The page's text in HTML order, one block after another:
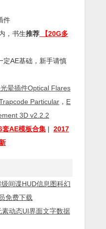
件
，书生推荐 【20G多
定AE基础，新手请慎
晕插件Optical Flares
Particular ， E
3D v2.2.2
套AE模板合集 | 2017
间谍HUD信息图科幻
免费下载
动态UI界面文字数据